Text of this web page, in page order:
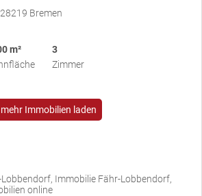
Bremen
m²
3
Zimmer
mehr Immobilien laden
Immobilie Fähr-Lobbendorf,
online